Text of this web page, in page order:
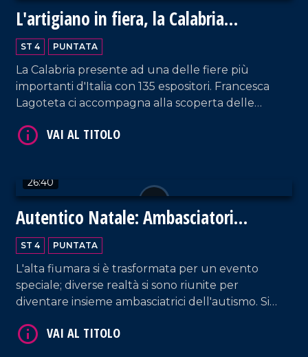
L'artigiano in fiera, la Calabria
protagonista a Milano
ST 4 PUNTATA
La Calabria presente ad una delle fiere più
importanti d'Italia con 135 espositori. Francesca
Lagoteta ci accompagna alla scoperta delle
primario e secondario del territorio, tra gli ospiti
passato e futuro che ha uno sguardo rivolto verso
il progresso.
26:40
Autentico Natale: Ambasciatori
dell'Autismo
ST 4 PUNTATA
L'alta fiumara si è trasformata per un evento
speciale; diverse realtà si sono riunite per
diventare insieme ambasciatrici dell'autismo. Si
voce ad ogni bisbiglio.
VAI AL TITOLO
VAI AL TITOLO